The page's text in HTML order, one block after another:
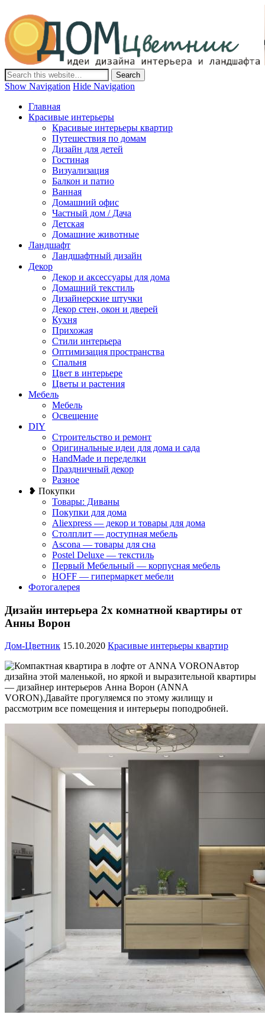
Дом-Цветник
Дизайн интерьера и ландшафта, декор и обустройство дома.
Идеи со всего мира.
Show Navigation Hide Navigation
Главная
Красивые интерьеры
Красивые интерьеры квартир
Путешествия по домам
Дизайн для детей
Гостиная
Визуализация
Балкон и патио
Ванная
Домашний офис
Частный дом / Дача
Детская
Домашние животные
Ландшафт
Ландшафтный дизайн
Декор
Декор и аксессуары для дома
Домашний текстиль
Дизайнерские штучки
Декор стен, окон и дверей
Кухня
Прихожая
Стили интерьера
Оптимизация пространства
Спальня
Цвет в интерьере
Цветы и растения
Мебель
Мебель
Освещение
DIY
Строительство и ремонт
Оригинальные идеи для дома и сада
HandMade и переделки
Праздничный декор
Разное
❥ Покупки
Товары: Диваны
Покупки для дома
Aliexpress — декор и товары для дома
Столплит — доступная мебель
Ascona — товары для сна
Postel Deluxe — текстиль
Первый Мебельный — корпусная мебель
HOFF — гипермаркет мебели
Фотогалерея
Дизайн интерьера 2х комнатной квартиры от
Анны Ворон
Дом-Цветник 15.10.2020 Красивые интерьеры квартир
Автор
дизайна этой маленькой, но яркой и выразительной квартиры
— дизайнер интерьеров Анна Ворон (ANNA
VORON).Давайте прогуляемся по этому жилищу и
рассмотрим все помещения и интерьеры поподробней.